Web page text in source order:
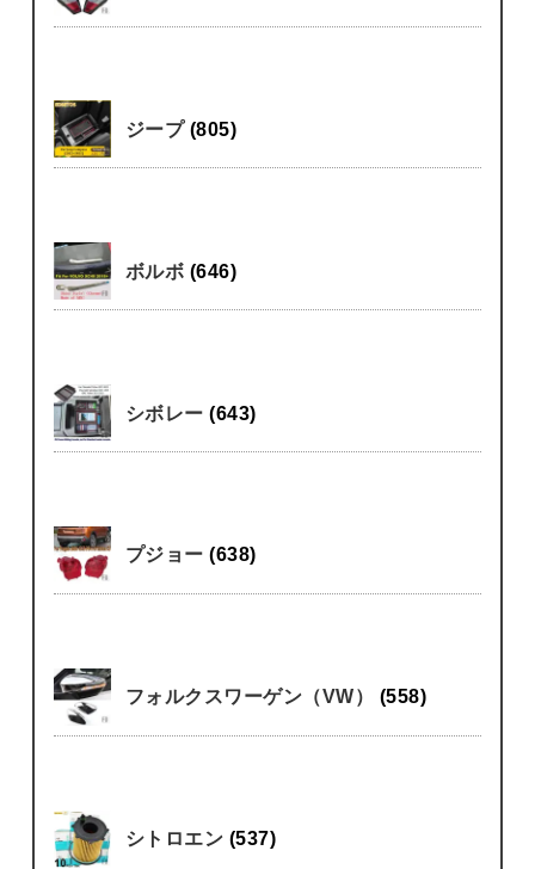
ジープ (805)
ボルボ (646)
シボレー(643)
プジョー(638)
フォルクスワーゲン（VW） (558)
シトロエン (537)